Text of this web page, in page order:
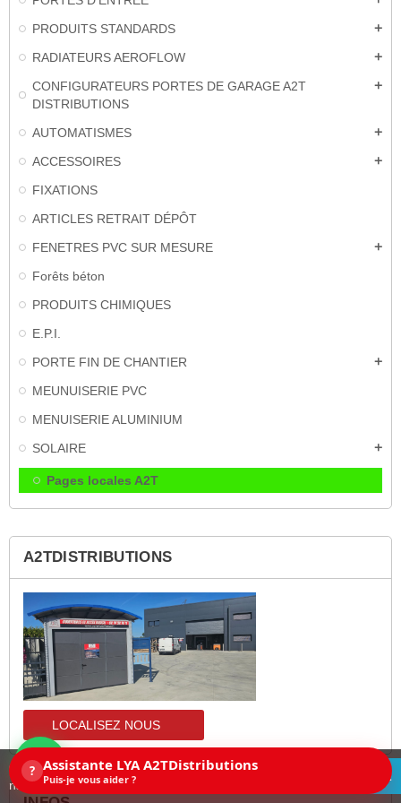
? Assistante LYA A2TDistributions
Puis-je vous aider ?
PRODUITS STANDARDS add
RADIATEURS AEROFLOW add
CONFIGURATEURS PORTES DE GARAGE A2T
DISTRIBUTIONS
add
AUTOMATISMES add
ACCESSOIRES add
FIXATIONS
ARTICLES RETRAIT DÉPÔT
FENETRES PVC SUR MESURE
add
Forêts béton
PRODUITS CHIMIQUES
E.P.I.
PORTE FIN DE CHANTIER
add
MEUNUISERIE PVC
MENUISERIE ALUMINIUM
SOLAIRE
add
Pages locales A2T
A2TDISTRIBUTIONS
LOCALISEZ NOUS
Ce site utilise des cookies. En continuant la
navigation sur ce site, vous acceptez les cookies.
ACCEPTEZ